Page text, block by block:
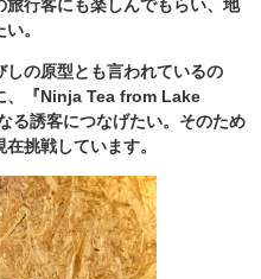
行客にも楽しんでもらい、地
。
しの原型とも言われているの
、『Ninja Tea from Lake
る誘客につなげたい。そのため
挑戦しています。